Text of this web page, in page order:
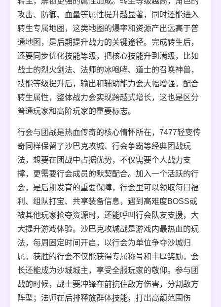
攻击、防御、血量等属性提升越显著，同时还能进入
转生专属地图，这类地图的爆率和资源产出远高于普
通地图，是后期提升战力的关键途径。完成转生后，
还要同步优化技能等级，把核心技能升到满级，比如
战士的烈火剑法、法师的冰咆哮、道士的召唤神兽，
技能等级提升后，输出和辅助能力会大幅增强，配合
转生属性，整体战力会实现跨越式增长，这也是区分
普通玩家和高阶玩家的重要标志。
行会与团战是热血传奇的核心情怀所在，7477轻变传
奇同样保留了沙巴克攻城、行会争霸等经典团战玩
法，想要在团战中占据优势，不仅需要个人战力支
撑，更需要行会成员的默契配合。加入一个活跃的行
会，是后期发育的重要保障，行会里可以领取每日福
利、组队打宝、共享装备信息，遇到高难度BOSS或
被其他玩家抢夺资源时，还能呼叫行会队友支援，大
大提升游戏体验。沙巴克攻城战是游戏内最热血的玩
法，每周固定时间开启，以行会为单位争夺沙城归
属，获胜的行会不仅能获得专属称号和丰厚奖励，会
长还能成为沙城城主，享受全服玩家的敬仰。参与团
战的时候，战士要冲锋在前抗住敌方伤害，分割敌方
阵型；法师在后排释放群体技能，打出高额范围伤